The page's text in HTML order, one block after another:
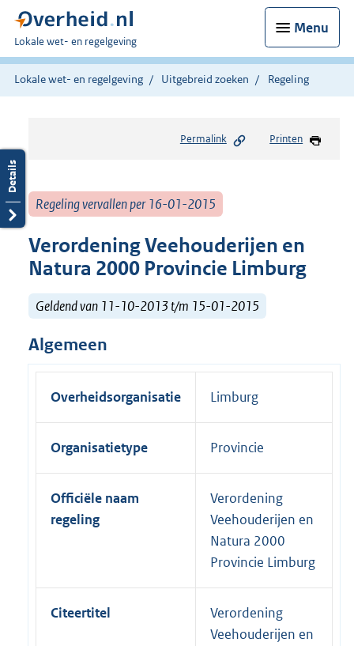
Menu
U
bent
hier:
Lokale wet- en regelgeving
Lokale wet- en regelgeving Uitgebreid zoeken Regeling
Permalink Printen
Regeling vervallen per 16-01-2015
Verordening Veehouderijen en
Natura 2000 Provincie Limburg
Geldend van 11-10-2013 t/m 15-01-2015
Algemeen
Overheidsorganisatie Limburg
Organisatietype Provincie
Officiële naam
regeling
Verordening
Veehouderijen en
Natura 2000
Provincie Limburg
Citeertitel
Verordening
Veehouderijen en